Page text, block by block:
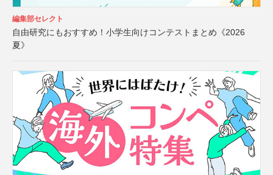
編集部セレクト
自由研究にもおすすめ！小学生向けコンテストまとめ《2026
夏》